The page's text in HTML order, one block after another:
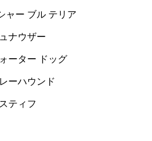
ャー ブル テリア
ナウザー
ーター ドッグ
ーハウンド
ティフ